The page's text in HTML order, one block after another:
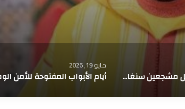
أيام الأبواب المفتوحة للأمن الوطني… شرطة المتفجرات تعرض أحدث تقنيات التدخل الآمن
مايو 14, 2026